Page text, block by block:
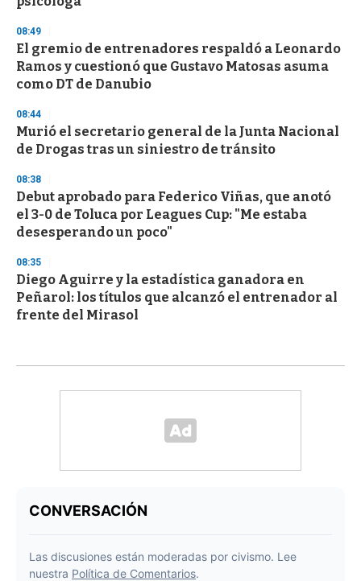
08:49
El gremio de entrenadores respaldó a Leonardo
Ramos y cuestionó que Gustavo Matosas asuma
como DT de Danubio
08:44
Murió el secretario general de la Junta Nacional
de Drogas tras un siniestro de tránsito
08:38
Debut aprobado para Federico Viñas, que anotó
el 3-0 de Toluca por Leagues Cup: "Me estaba
desesperando un poco"
08:35
Diego Aguirre y la estadística ganadora en
Peñarol: los títulos que alcanzó el entrenador al
frente del Mirasol